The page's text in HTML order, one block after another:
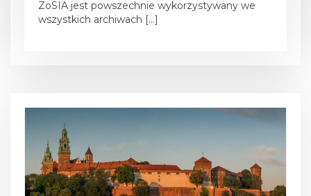
ZoSIA jest powszechnie wykorzystywany we
wszystkich archiwach […]